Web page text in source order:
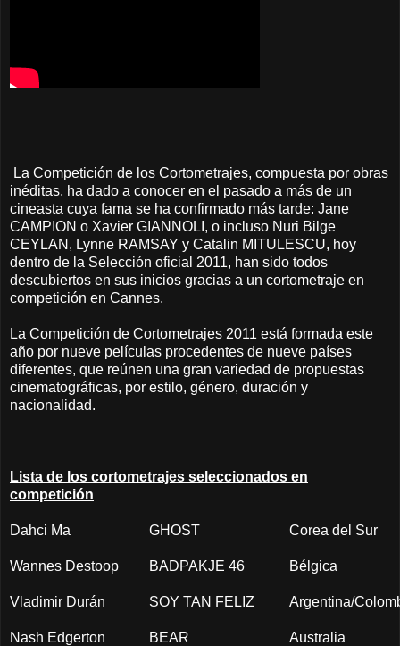
La Competición de los Cortometrajes, compuesta por obras
inéditas, ha dado a conocer en el pasado a más de un
cineasta cuya fama se ha confirmado más tarde: Jane
CAMPION o Xavier GIANNOLI, o incluso Nuri Bilge
CEYLAN, Lynne RAMSAY y Catalin MITULESCU, hoy
dentro de la Selección oficial 2011, han sido todos
descubiertos en sus inicios gracias a un cortometraje en
competición en Cannes.
La Competición de Cortometrajes 2011 está formada este
año por nueve películas procedentes de nueve países
diferentes, que reúnen una gran variedad de propuestas
cinematográficas, por estilo, género, duración y
nacionalidad.
Lista de los cortometrajes seleccionados en
competición
Dahci Ma GHOST Corea del Sur
Wannes Destoop BADPAKJE 46 Bélgica
Vladimir Durán SOY TAN FELIZ Argentina/
Nash Edgerton BEAR Australia